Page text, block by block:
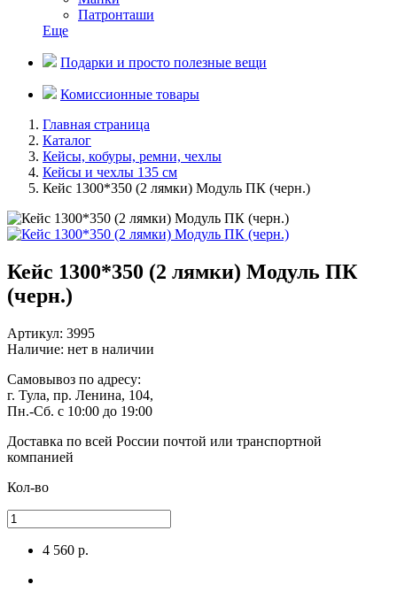
Патронташи
Еще
Подарки и просто полезные вещи
Комиссионные товары
Главная страница
Каталог
Кейсы, кобуры, ремни, чехлы
Кейсы и чехлы 135 см
Кейс 1300*350 (2 лямки) Модуль ПК (черн.)
Кейс 1300*350 (2 лямки) Модуль ПК
(черн.)
Артикул: 3995
Наличие: нет в наличии
Самовывоз по адресу:
г. Тула, пр. Ленина, 104,
Пн.-Сб. с 10:00 до 19:00
Доставка по всей России почтой или транспортной
компанией
Кол-во
4 560 р.